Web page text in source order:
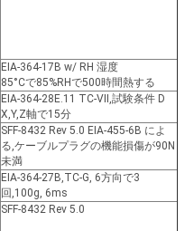
EIA-364-17B w/ RH 湿度
85°Cで85%RHで500時間熱する
EIA-364-28E.11 TC-VII,試験条件 D
X,Y,Z軸で15分
SFF-8432 Rev 5.0 EIA-455-6B によ
る,ケーブルプラグの機能損傷が90N
未満
EIA-364-27B,TC-G, 6方向で3
回,100g, 6ms
SFF-8432 Rev 5.0